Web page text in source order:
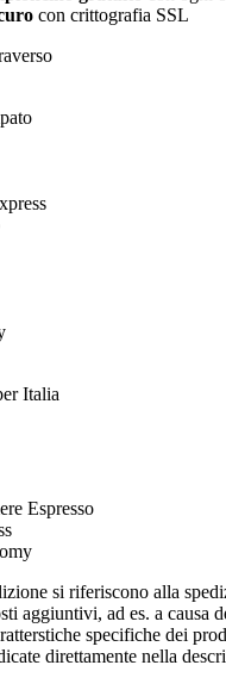
con crittografia SSL
Italia
si riferiscono alla
aggiuntivi, ad es. a causa
specifiche dei
direttamente nella